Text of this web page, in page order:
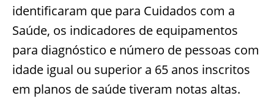
identificaram que para Cuidados com a
Saúde, os indicadores de equipamentos
para diagnóstico e número de pessoas com
idade igual ou superior a 65 anos inscritos
em planos de saúde tiveram notas altas.